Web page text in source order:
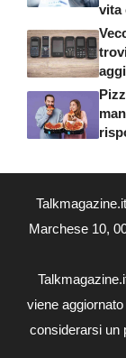
vita
Marchese 10,
viene
considerarsi un